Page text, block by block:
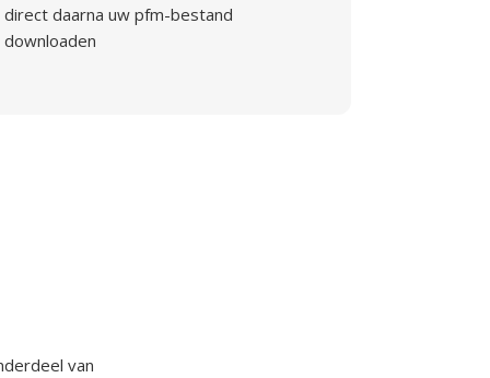
direct daarna uw pfm-bestand
downloaden
van